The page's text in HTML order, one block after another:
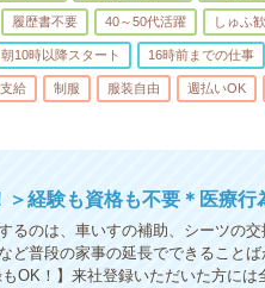
履歴書不要 40～50代活躍 しゅふ
朝10時以降スタート 16時前までの仕事
給 制服 服装自由 週払いOK
経験も資格も不要＊医療行
るのは、車いすの補助、シーツの
ど普段の家事の延長でできること
OK！】来社登録いただいた方に